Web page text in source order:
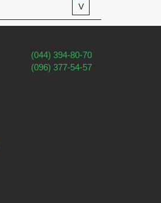
V
(044) 394-80-70
(096) 377-54-57